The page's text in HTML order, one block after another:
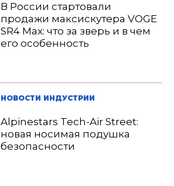
В России стартовали
продажи максискутера VOGE
SR4 Max: что за зверь и в чем
его особенность
НОВОСТИ ИНДУСТРИИ
Alpinestars Tech-Air Street:
новая носимая подушка
безопасности